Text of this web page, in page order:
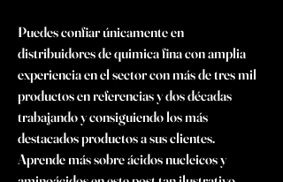
Puedes confiar únicamente en
distribuidores de quimica fina con amplia
experiencia en el sector con más de tres mil
productos en referencias y dos décadas
trabajando y consiguiendo los más
destacados productos a sus clientes.
Aprende más sobre ácidos nucleicos y